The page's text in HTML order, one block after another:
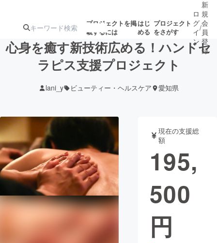
プロジェクトを掲
載するには
はじ
める
プロジェクト
をさがす
ターン
ジェクト
募集終了が近いプ
ロジェクト
されます
アート・写真 音楽
テクノロジー・ガジェット ゲーム・サ
映像・映画
ビジネス・起業
ロ
グ
イ
ン
/
新
規
会
員
登
録
心身を癒す新技術広める！ハンドセ
ラピス支援プロジェクト
lani_y ビューティー・ヘルスケア 愛知県
現在の支援総
額
195,
500
円